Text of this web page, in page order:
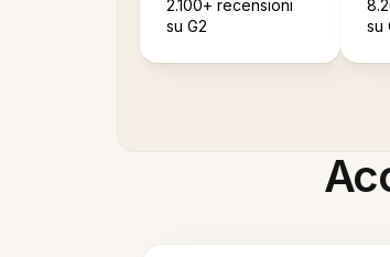
2.100+ recensioni
su G2
su